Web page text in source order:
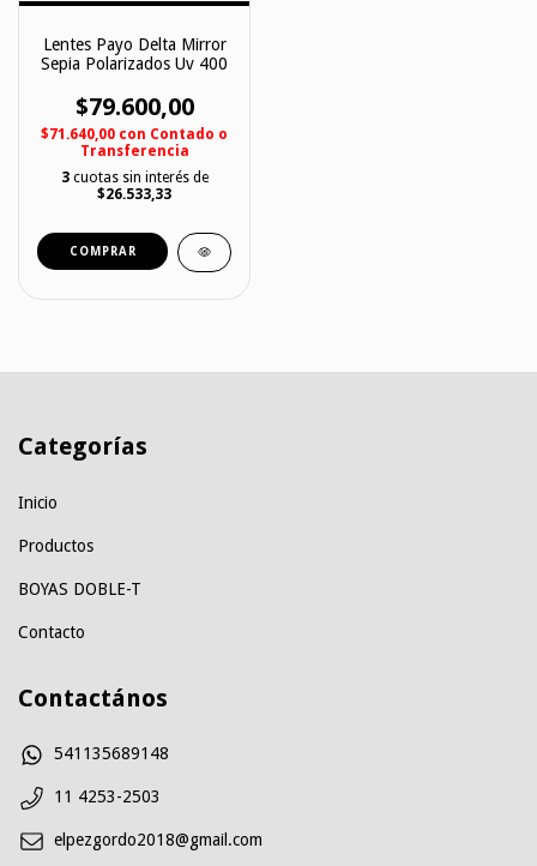
Lentes Payo Delta Mirror
Sepia Polarizados Uv 400
$79.600,00
$71.640,00 con Contado o
Transferencia
3 cuotas sin interés de
$26.533,33
COMPRAR
Categorías
Inicio
Productos
BOYAS DOBLE-T
Contacto
Contactános
541135689148
11 4253-2503
elpezgordo2018@gmail.com